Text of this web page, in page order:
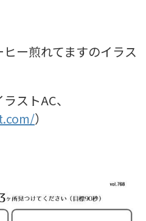
ー煎れてますのイラス
ストAC、
）